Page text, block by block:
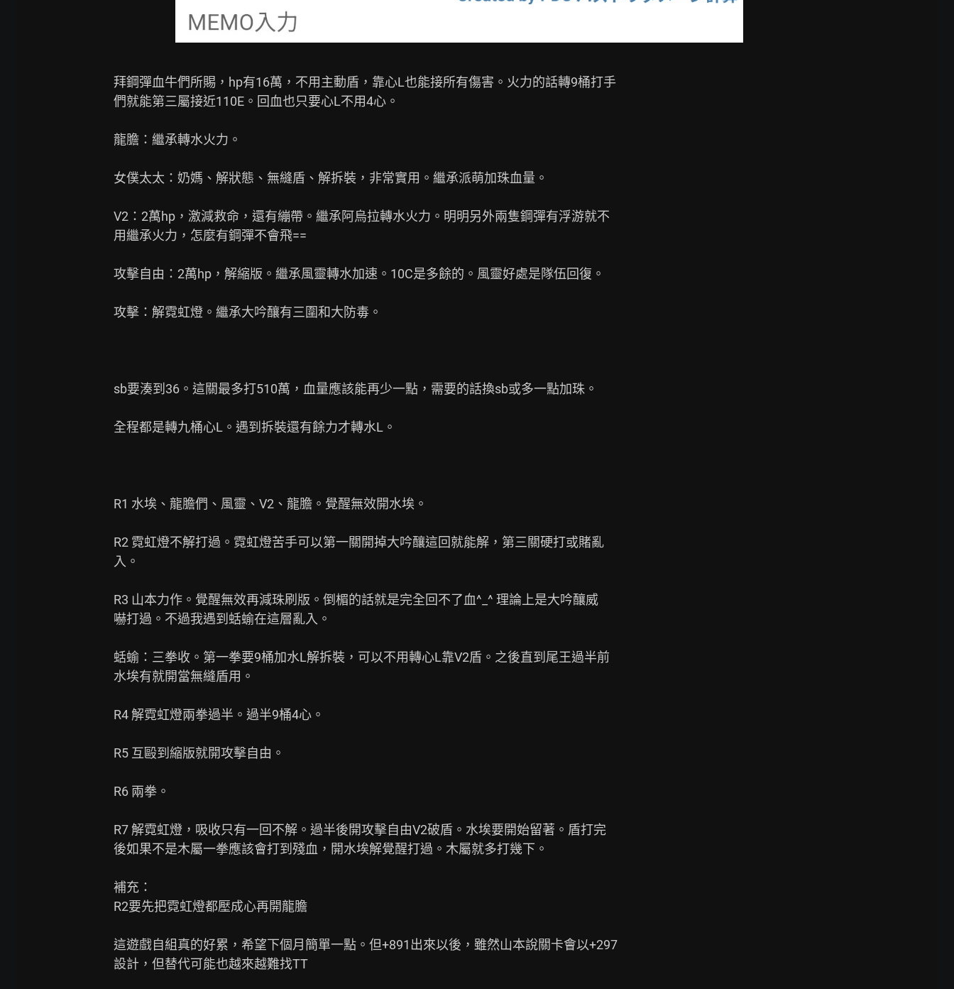
拜鋼彈血牛們所賜，hp有16萬，不用主動盾，靠心L也能接所有傷害。火力的話轉9桶打手
們就能第三屬接近110E。回血也只要心L不用4心。
龍膽：繼承轉水火力。
女僕太太：奶媽、解狀態、無縫盾、解拆裝，非常實用。繼承派萌加珠血量。
V2：2萬hp，激減救命，還有繃帶。繼承阿烏拉轉水火力。明明另外兩隻鋼彈有浮游就不
用繼承火力，怎麼有鋼彈不會飛==
攻擊自由：2萬hp，解縮版。繼承風靈轉水加速。10C是多餘的。風靈好處是隊伍回復。
攻擊：解霓虹燈。繼承大吟釀有三圍和大防毒。
sb要湊到36。這關最多打510萬，血量應該能再少一點，需要的話換sb或多一點加珠。
全程都是轉九桶心L。遇到拆裝還有餘力才轉水L。
R1 水埃、龍膽們、風靈、V2、龍膽。覺醒無效開水埃。
R2 霓虹燈不解打過。霓虹燈苦手可以第一關開掉大吟釀這回就能解，第三關硬打或賭亂
入。
R3 山本力作。覺醒無效再減珠刷版。倒楣的話就是完全回不了血^_^ 理論上是大吟釀威
嚇打過。不過我遇到蛞蝓在這層亂入。
蛞蝓：三拳收。第一拳要9桶加水L解拆裝，可以不用轉心L靠V2盾。之後直到尾王過半前
水埃有就開當無縫盾用。
R4 解霓虹燈兩拳過半。過半9桶4心。
R5 互毆到縮版就開攻擊自由。
R6 兩拳。
R7 解霓虹燈，吸收只有一回不解。過半後開攻擊自由V2破盾。水埃要開始留著。盾打完
後如果不是木屬一拳應該會打到殘血，開水埃解覺醒打過。木屬就多打幾下。
補充：
R2要先把霓虹燈都壓成心再開龍膽
這遊戲自組真的好累，希望下個月簡單一點。但+891出來以後，雖然山本說關卡會以+297
設計，但替代可能也越來越難找TT